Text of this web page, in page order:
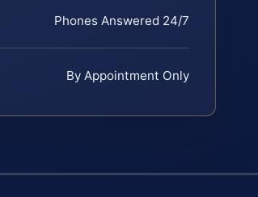
Phones Answered 24/7
By Appointment Only